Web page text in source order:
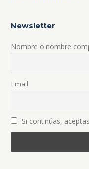
Newsletter
Nombre o nombre
Email
Si continúas,